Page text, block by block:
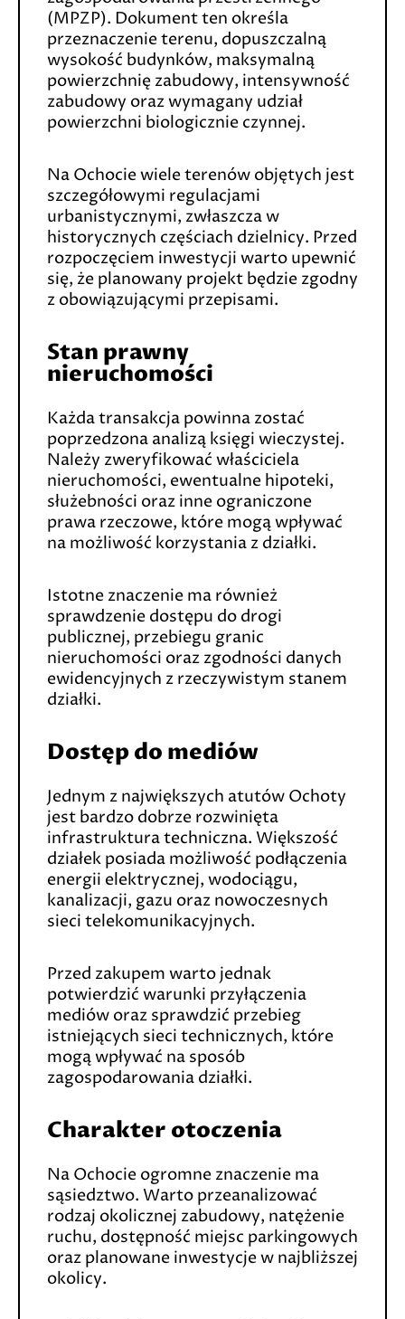
(MPZP). Dokument ten określa
przeznaczenie terenu, dopuszczalną
wysokość budynków, maksymalną
powierzchnię zabudowy, intensywność
zabudowy oraz wymagany udział
powierzchni biologicznie czynnej.
Na Ochocie wiele terenów objętych jest
szczegółowymi regulacjami
urbanistycznymi, zwłaszcza w
historycznych częściach dzielnicy. Przed
rozpoczęciem inwestycji warto upewnić
się, że planowany projekt będzie zgodny
z obowiązującymi przepisami.
Stan prawny
nieruchomości
Każda transakcja powinna zostać
poprzedzona analizą księgi wieczystej.
Należy zweryfikować właściciela
nieruchomości, ewentualne hipoteki,
służebności oraz inne ograniczone
prawa rzeczowe, które mogą wpływać
na możliwość korzystania z działki.
Istotne znaczenie ma również
sprawdzenie dostępu do drogi
publicznej, przebiegu granic
nieruchomości oraz zgodności danych
ewidencyjnych z rzeczywistym stanem
działki.
Dostęp do mediów
Jednym z największych atutów Ochoty
jest bardzo dobrze rozwinięta
infrastruktura techniczna. Większość
działek posiada możliwość podłączenia
energii elektrycznej, wodociągu,
kanalizacji, gazu oraz nowoczesnych
sieci telekomunikacyjnych.
Przed zakupem warto jednak
potwierdzić warunki przyłączenia
mediów oraz sprawdzić przebieg
istniejących sieci technicznych, które
mogą wpływać na sposób
zagospodarowania działki.
Charakter otoczenia
Na Ochocie ogromne znaczenie ma
sąsiedztwo. Warto przeanalizować
rodzaj okolicznej zabudowy, natężenie
ruchu, dostępność miejsc parkingowych
oraz planowane inwestycje w najbliższej
okolicy.